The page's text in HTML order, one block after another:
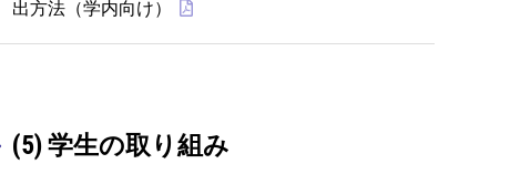
出方法（学内向け）
(5) 学生の取り組み